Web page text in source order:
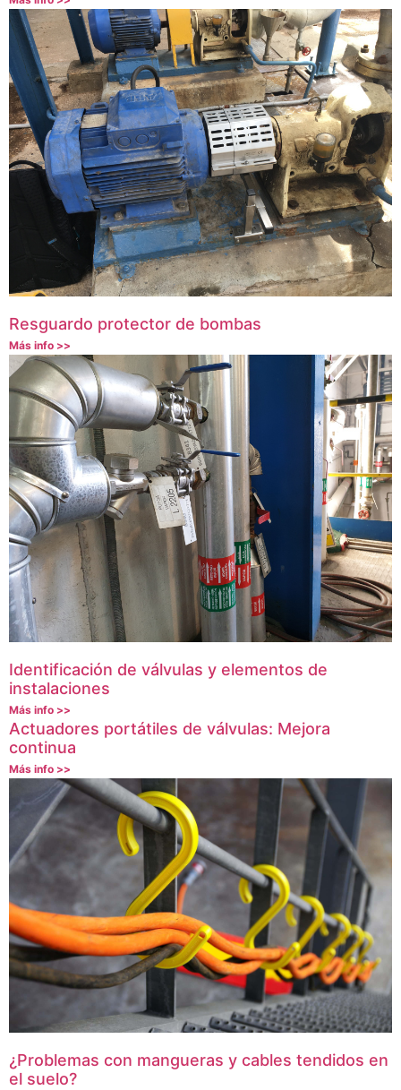
Resguardo protector de bombas
Más info >>
Identificación de válvulas y elementos de
instalaciones
Más info >>
Actuadores portátiles de válvulas: Mejora
continua
Más info >>
¿Problemas con mangueras y cables tendidos en
el suelo?